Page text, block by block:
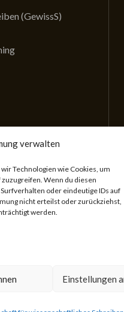
verwalten
Technologien wie Cookies, um
Wenn du diesen
oder eindeutige IDs auf
nicht erteilst oder zurückziehst,
werden.
Einstellungen
(GewissS)